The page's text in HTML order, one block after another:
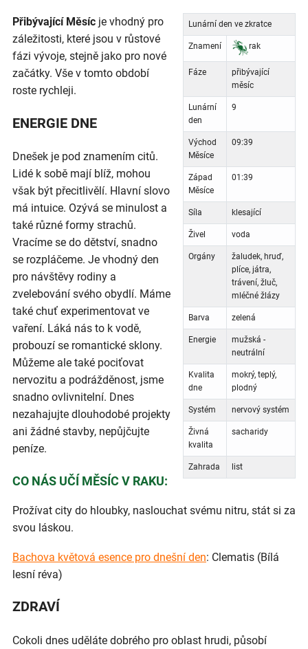
Lunární den ve zkratce
Znamení rak
Fáze
přibývající
měsíc
Lunární
den
9
Východ
Měsíce
09:39
Západ
Měsíce
01:39
Síla klesající
Živel voda
Orgány
žaludek, hruď,
plíce, játra,
trávení, žluč,
mléčné žlázy
Barva zelená
Energie
mužská -
neutrální
Kvalita
dne
mokrý, teplý,
plodný
Systém nervový systém
Živná
kvalita
sacharidy
Zahrada list
Přibývající Měsíc je vhodný pro
záležitosti, které jsou v růstové
fázi vývoje, stejně jako pro nové
začátky. Vše v tomto období
roste rychleji.
ENERGIE DNE
Dnešek je pod znamením citů.
Lidé k sobě mají blíž, mohou
však být přecitlivělí. Hlavní slovo
má intuice. Ozývá se minulost a
také různé formy strachů.
Vracíme se do dětství, snadno
se rozpláčeme. Je vhodný den
pro návštěvy rodiny a
zvelebování svého obydlí. Máme
také chuť experimentovat ve
vaření. Láká nás to k vodě,
probouzí se romantické sklony.
Můžeme ale také pociťovat
nervozitu a podrážděnost, jsme
snadno ovlivnitelní. Dnes
nezahajujte dlouhodobé projekty
ani žádné stavby, nepůjčujte
peníze.
CO NÁS UČÍ MĚSÍC V RAKU:
Prožívat city do hloubky, naslouchat svému nitru, stát si za
svou láskou.
Bachova květová esence pro dnešní den: Clematis (Bílá
lesní réva)
ZDRAVÍ
Cokoli dnes uděláte dobrého pro oblast hrudi, působí